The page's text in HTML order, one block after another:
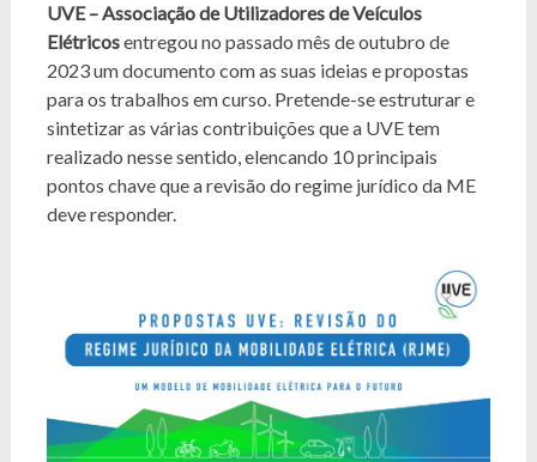
UVE – Associação de Utilizadores de Veículos
Elétricosentregou no passado mês de outubro de
2023 um documento com as suas ideias e propostas
para os trabalhos em curso. Pretende-se estruturar e
sintetizar as várias contribuições que a UVE tem
realizado nesse sentido, elencando 10 principais
pontos chave que a revisão do regime jurídico da ME
deve responder.